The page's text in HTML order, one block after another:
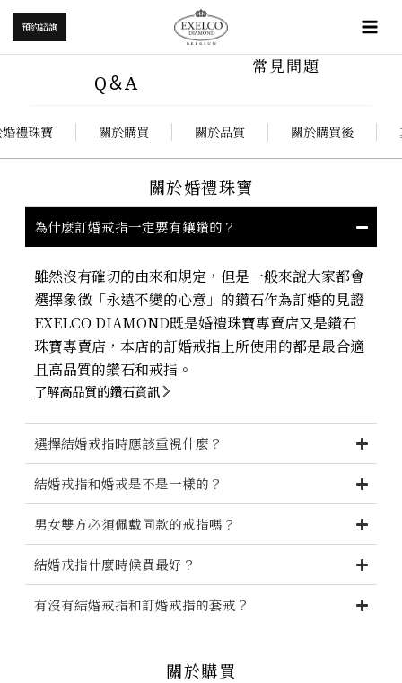
跳
主
容
預約諮詢
Q＆A
常見問題
禮珠寶 關於購買 關於品質 關於購買後
關於婚禮珠寶
為什麼訂婚戒指一定要有鑲鑽的？
雖然沒有確切的由來和規定，但是一般來說大家都會
選擇象徵「永遠不變的心意」的鑽石作為訂婚的見證
EXELCO DIAMOND既是婚禮珠寶專賣店又是鑽石
珠寶專賣店，本店的訂婚戒指上所使用的都是最合適
且高品質的鑽石和戒指。
了解高品質的鑽石資訊
選擇結婚戒指時應該重視什麼？
結婚戒指和婚戒是不是一樣的？
男女雙方必須佩戴同款的戒指嗎？
結婚戒指什麼時候買最好？
有沒有結婚戒指和訂婚戒指的套戒？
關於購買